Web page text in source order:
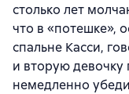
столько лет
что в «потешке»,
спальне Касси,
и вторую
немедленно